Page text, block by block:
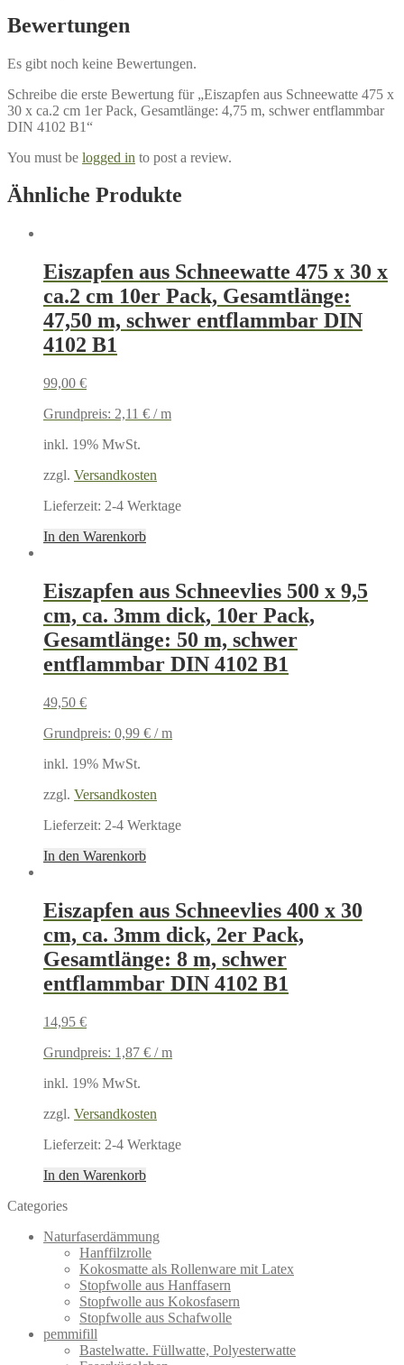
Bewertungen
Es gibt noch keine Bewertungen.
Schreibe die erste Bewertung für „Eiszapfen aus Schneewatte 475 x
30 x ca.2 cm 1er Pack, Gesamtlänge: 4,75 m, schwer entflammbar
DIN 4102 B1“
You must be logged in to post a review.
Ähnliche Produkte
Eiszapfen aus Schneewatte 475 x 30 x
ca.2 cm 10er Pack, Gesamtlänge:
47,50 m, schwer entflammbar DIN
4102 B1
99,00 €
Grundpreis: 2,11 € /m
inkl. 19% MwSt.
zzgl. Versandkosten
Lieferzeit: 2-4 Werktage
In den Warenkorb
Eiszapfen aus Schneevlies 500 x 9,5
cm, ca. 3mm dick, 10er Pack,
Gesamtlänge: 50 m, schwer
entflammbar DIN 4102 B1
49,50 €
Grundpreis: 0,99 € /m
inkl. 19% MwSt.
zzgl. Versandkosten
Lieferzeit: 2-4 Werktage
In den Warenkorb
Eiszapfen aus Schneevlies 400 x 30
cm, ca. 3mm dick, 2er Pack,
Gesamtlänge: 8 m, schwer
entflammbar DIN 4102 B1
14,95 €
Grundpreis: 1,87 € /m
inkl. 19% MwSt.
zzgl. Versandkosten
Lieferzeit: 2-4 Werktage
In den Warenkorb
Categories
Naturfaserdämmung
Hanffilzrolle
Kokosmatte als Rollenware mit Latex
Stopfwolle aus Hanffasern
Stopfwolle aus Kokosfasern
Stopfwolle aus Schafwolle
pemmifill
Bastelwatte. Füllwatte, Polyesterwatte